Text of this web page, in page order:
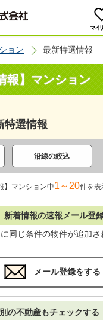
ョン 最新特選情報
報】マンション
特選情報
沿線の絞込
】マンション中1～20件を表
新着情報の速報メール登
同じ条件の物件が追加
メール登録をする
の不動産もチェックする